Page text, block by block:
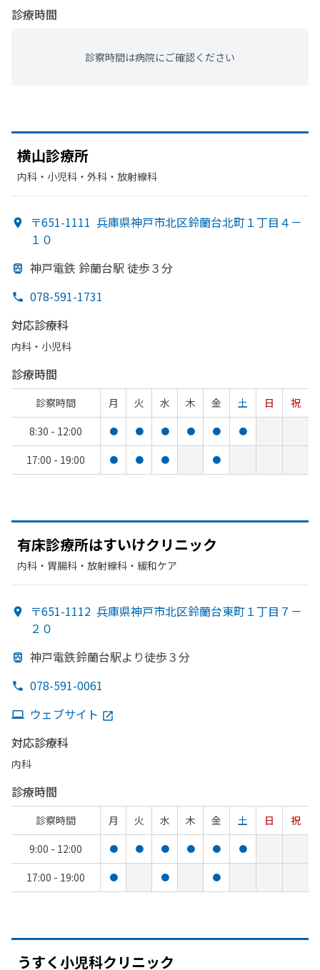
診療時間
診察時間は病院にご確認ください
横山診療所
内科・​小児科・​外科・​放射線科
〒651-1111 兵庫県神戸市北区鈴蘭台北町１丁目４－
１０
神戸電鉄 鈴蘭台駅 徒歩３分
078-591-1731
対応診療科
内科・​小児科
診療時間
診察時間 月 火 水 木 金 土 日
祝
8:30 - 12:00
● ● ● ● ● ●
17:00 - 19:00 ● ● ● ●
有床診療所はすいけクリニック
内科・​胃腸科・​放射線科・​緩和ケア
〒651-1112 兵庫県神戸市北区鈴蘭台東町１丁目７－
２０
神戸電鉄鈴蘭台駅より徒歩３分
078-591-0061
ウェブサイト
対応診療科
内科
診療時間
診察時間 月 火 水 木 金 土 日
祝
9:00 - 12:00
● ● ● ● ● ●
17:00 - 19:00 ● ● ●
うすく 小児科クリニック